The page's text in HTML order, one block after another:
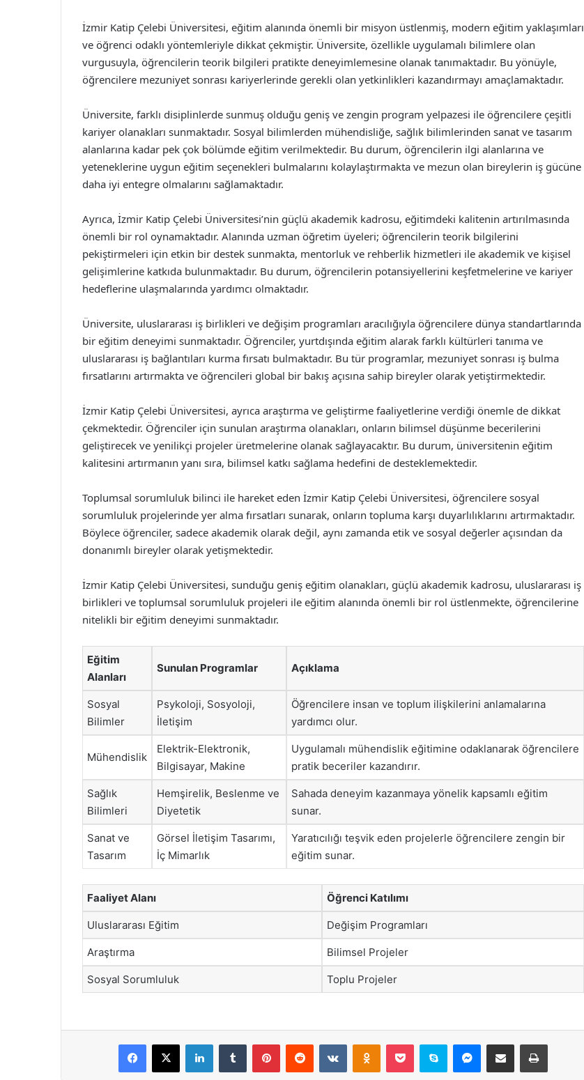
İzmir Katip Çelebi Üniversitesi, eğitim alanında önemli bir misyon üstlenmiş, modern eğitim yaklaşımları
ve öğrenci odaklı yöntemleriyle dikkat çekmiştir. Üniversite, özellikle uygulamalı bilimlere olan
vurgusuyla, öğrencilerin teorik bilgileri pratikte deneyimlemesine olanak tanımaktadır. Bu yönüyle,
öğrencilere mezuniyet sonrası kariyerlerinde gerekli olan yetkinlikleri kazandırmayı amaçlamaktadır.
Üniversite, farklı disiplinlerde sunmuş olduğu geniş ve zengin program yelpazesi ile öğrencilere çeşitli
kariyer olanakları sunmaktadır. Sosyal bilimlerden mühendisliğe, sağlık bilimlerinden sanat ve tasarım
alanlarına kadar pek çok bölümde eğitim verilmektedir. Bu durum, öğrencilerin ilgi alanlarına ve
yeteneklerine uygun eğitim seçenekleri bulmalarını kolaylaştırmakta ve mezun olan bireylerin iş gücüne
daha iyi entegre olmalarını sağlamaktadır.
Ayrıca, İzmir Katip Çelebi Üniversitesi’nin güçlü akademik kadrosu, eğitimdeki kalitenin artırılmasında
önemli bir rol oynamaktadır. Alanında uzman öğretim üyeleri; öğrencilerin teorik bilgilerini
pekiştirmeleri için etkin bir destek sunmakta, mentorluk ve rehberlik hizmetleri ile akademik ve kişisel
gelişimlerine katkıda bulunmaktadır. Bu durum, öğrencilerin potansiyellerini keşfetmelerine ve kariyer
hedeflerine ulaşmalarında yardımcı olmaktadır.
Üniversite, uluslararası iş birlikleri ve değişim programları aracılığıyla öğrencilere dünya standartlarında
bir eğitim deneyimi sunmaktadır. Öğrenciler, yurtdışında eğitim alarak farklı kültürleri tanıma ve
uluslararası iş bağlantıları kurma fırsatı bulmaktadır. Bu tür programlar, mezuniyet sonrası iş bulma
fırsatlarını artırmakta ve öğrencileri global bir bakış açısına sahip bireyler olarak yetiştirmektedir.
İzmir Katip Çelebi Üniversitesi, ayrıca araştırma ve geliştirme faaliyetlerine verdiği önemle de dikkat
çekmektedir. Öğrenciler için sunulan araştırma olanakları, onların bilimsel düşünme becerilerini
geliştirecek ve yenilikçi projeler üretmelerine olanak sağlayacaktır. Bu durum, üniversitenin eğitim
kalitesini artırmanın yanı sıra, bilimsel katkı sağlama hedefini de desteklemektedir.
Toplumsal sorumluluk bilinci ile hareket eden İzmir Katip Çelebi Üniversitesi, öğrencilere sosyal
sorumluluk projelerinde yer alma fırsatları sunarak, onların topluma karşı duyarlılıklarını artırmaktadır.
Böylece öğrenciler, sadece akademik olarak değil, aynı zamanda etik ve sosyal değerler açısından da
donanımlı bireyler olarak yetişmektedir.
İzmir Katip Çelebi Üniversitesi, sunduğu geniş eğitim olanakları, güçlü akademik kadrosu, uluslararası iş
birlikleri ve toplumsal sorumluluk projeleri ile eğitim alanında önemli bir rol üstlenmekte, öğrencilerine
nitelikli bir eğitim deneyimi sunmaktadır.
Eğitim
Alanları
Sunulan Programlar Açıklama
Sosyal
Bilimler
Psykoloji, Sosyoloji,
İletişim
Öğrencilere insan ve toplum ilişkilerini anlamalarına
yardımcı olur.
Mühendislik
Elektrik-Elektronik,
Bilgisayar, Makine
Uygulamalı mühendislik eğitimine odaklanarak öğrencilere
pratik beceriler kazandırır.
Sağlık
Bilimleri
Hemşirelik, Beslenme ve
Diyetetik
Sahada deneyim kazanmaya yönelik kapsamlı eğitim
sunar.
Sanat ve
Tasarım
Görsel İletişim Tasarımı,
İç Mimarlık
Yaratıcılığı teşvik eden projelerle öğrencilere zengin bir
eğitim sunar.
Faaliyet Alanı Öğrenci Katılımı
Uluslararası Eğitim Değişim Programları
Araştırma Bilimsel Projeler
Sosyal Sorumluluk Toplu Projeler
Facebook
X LinkedInTumblr PinterestReddit VKontakteOdnoklassniki
Pocket Skype Messenger
E-Posta ile paylaş Yazdır